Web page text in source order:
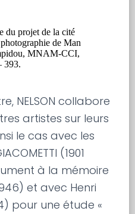
du projet de la cité
de Man
MNAM-CCI,
393.
NELSON collabore
artistes sur leurs
le cas avec les
(1901
à la mémoire
et avec Henri
pour une étude «